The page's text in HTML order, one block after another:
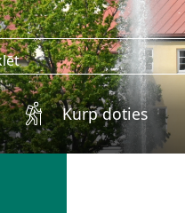
Kurp doties